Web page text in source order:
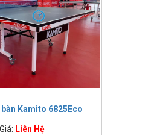
bàn Kamito 6825Eco
Giá: Liên Hệ